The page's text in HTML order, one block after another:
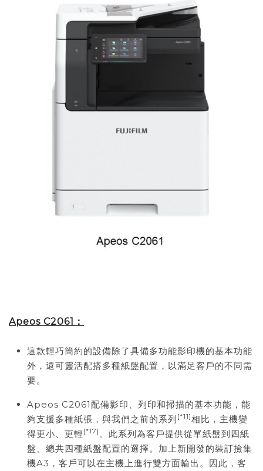
Apeos C2061 ：
這款輕巧簡約的設備除了具備多功能影印機的基本功能
外，還可靈活配搭多種紙盤配置，以滿足客戶的不同需
要。
Apeos C2061配備影印、列印和掃描的基本功能，能
夠支援多種紙張，與我們之前的系列 [*11]相比，主機變
得更小、更輕 [*17] 。此系列為客戶提供從單紙盤到四紙
盤、總共四種紙盤配置的選擇。加上新開發的裝訂撿集
機A3，客戶可以在主機上進行雙方面輸出。因此，客